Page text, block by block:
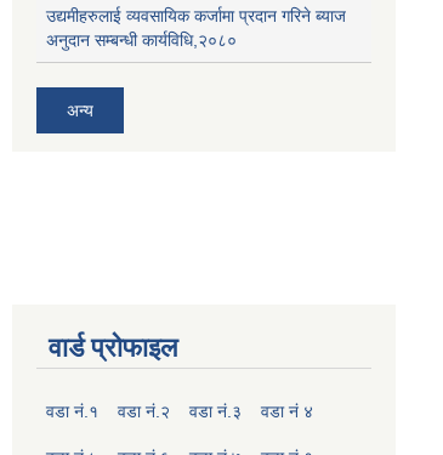
उद्यमीहरुलाई व्यवसायिक कर्जामा प्रदान गरिने ब्याज
अनुदान सम्बन्धी कार्यविधि,२०८०
अन्य
वार्ड प्रोफाइल
वडा नं.१ वडा नं.२ वडा नं.३ वडा नं ४